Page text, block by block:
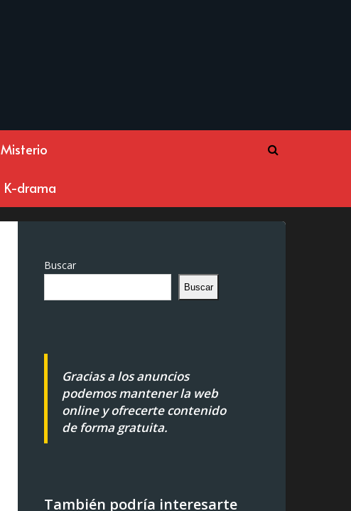
Misterio
K-drama
Buscar
Buscar
Gracias a los anuncios
podemos mantener la web
online y ofrecerte contenido
de forma gratuita.
También podría interesarte